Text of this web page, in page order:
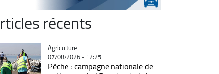
récents
Catégorie
Agriculture
07/08/2026 - 12:25
Pêche : campagne nationale de